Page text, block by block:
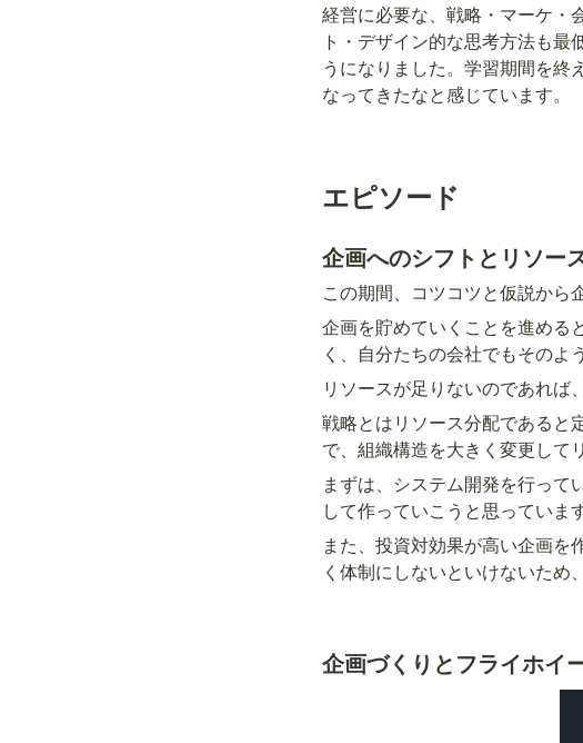
経営に必要な、戦略・マーケ・
ト・デザイン的な思考方法も
うになりました。学習期間を終
なってきたなと感じています。
エピソード
企画へのシフトとリソー
この期間、コツコツと仮説から
企画を貯めていくことを進める
く、自分たちの会社でもそのよ
リソースが足りないのであれば
戦略とはリソース分配であると
で、組織構造を大きく変更して
まずは、システム開発を行って
して作っていこうと思っています
また、投資対効果が高い企画を
く体制にしないといけないため
企画づくりとフライホイ